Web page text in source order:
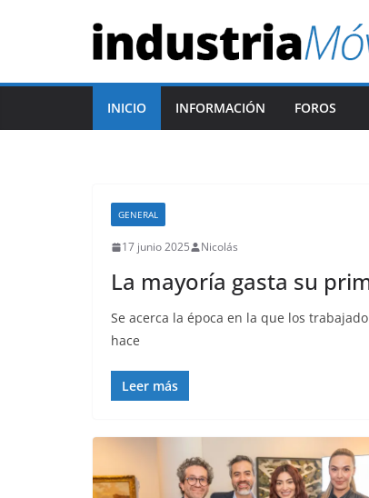
t
INICIO INFORMACIÓN FOROS
GENERAL
17 junio 2025 Nicolás
La mayoría gasta su
Se acerca la época en la que los
hace
Leer más